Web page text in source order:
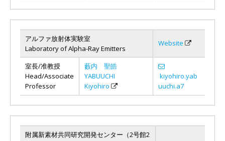
アルファ放射体実験室
Laboratory of Alpha-Ray Emitters
Website
室長/准教授
Head/Associate
Professor
藪内 聖皓
YABUUCHI
Kiyohiro
kiyohiro.yab
uuchi.a7
附属新素材共同研究開発センター（2号館2